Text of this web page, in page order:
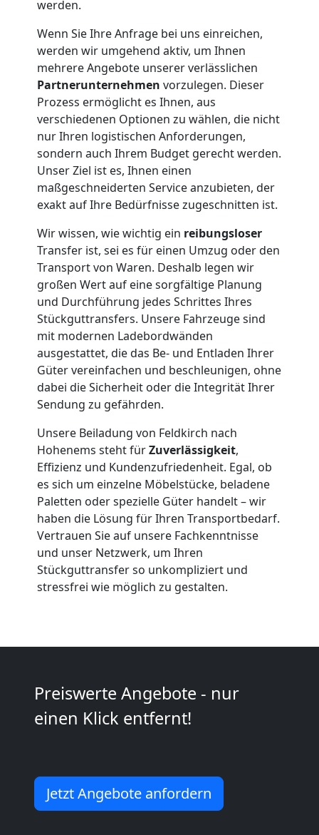
werden.
Wenn Sie Ihre Anfrage bei uns einreichen,
werden wir umgehend aktiv, um Ihnen
mehrere Angebote unserer verlässlichen
Partnerunternehmen vorzulegen. Dieser
Prozess ermöglicht es Ihnen, aus
verschiedenen Optionen zu wählen, die nicht
nur Ihren logistischen Anforderungen,
sondern auch Ihrem Budget gerecht werden.
Unser Ziel ist es, Ihnen einen
maßgeschneiderten Service anzubieten, der
exakt auf Ihre Bedürfnisse zugeschnitten ist.
Wir wissen, wie wichtig ein reibungsloser
Transfer ist, sei es für einen Umzug oder den
Transport von Waren. Deshalb legen wir
großen Wert auf eine sorgfältige Planung
und Durchführung jedes Schrittes Ihres
Stückguttransfers. Unsere Fahrzeuge sind
mit modernen Ladebordwänden
ausgestattet, die das Be- und Entladen Ihrer
Güter vereinfachen und beschleunigen, ohne
dabei die Sicherheit oder die Integrität Ihrer
Sendung zu gefährden.
Unsere Beiladung von Feldkirch nach
Hohenems steht fürZuverlässigkeit,
Effizienz und Kundenzufriedenheit. Egal, ob
es sich um einzelne Möbelstücke, beladene
Paletten oder spezielle Güter handelt – wir
haben die Lösung für Ihren Transportbedarf.
Vertrauen Sie auf unsere Fachkenntnisse
und unser Netzwerk, um Ihren
Stückguttransfer so unkompliziert und
stressfrei wie möglich zu gestalten.
Preiswerte Angebote - nur
einen Klick entfernt!
Jetzt Angebote anfordern
Feldkirch
Umzug
und
Lagerung
Feldkirch
Full-
Service-
Umzug
Feldkirch
Qualitäts-
Umzüge
Feldkirch
Vereinsumzug
Feldkirch
National
International